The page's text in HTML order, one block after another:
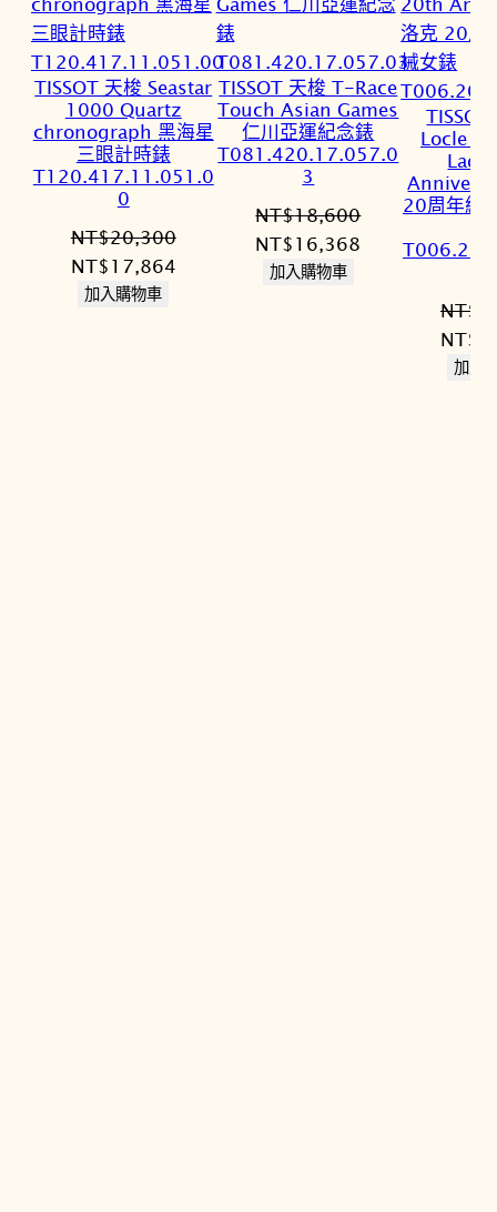
TISSOT 天梭 Seastar
1000 Quartz
chronograph 黑海星
三眼計時錶
T120.417.11.051.0
0
NT$20,300
原
始
NT$17,864目
加入購物車
TISSOT 天梭 T-Race
Touch Asian Games
仁川亞運紀念錶
T081.420.17.057.0
3
NT$18,600
原
始
NT$16,368
NT$16,368。
加入購物車
Locle
20周年紀
NT$
原
始
NT$
加入